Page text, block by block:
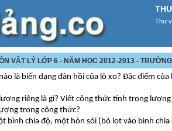
Thư
VẬT LÝ LỚP 6 - NĂM HỌC 2012-2013 -
là biến dạng đàn hồi của lò xo? Đặc điểm của
riêng là gì? Viết công thức tính trọng lượng
trong công thức?
bình chia độ, một hòn sỏi (bỏ lọt vào bình